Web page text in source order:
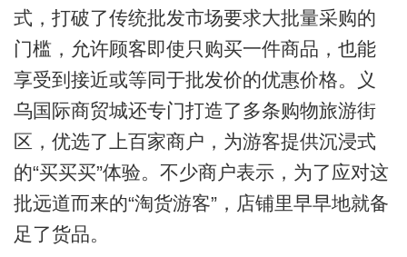
式，打破了传统批发市场要求大批量采购的
门槛，允许顾客即使只购买一件商品，也能
享受到接近或等同于批发价的优惠价格。义
乌国际商贸城还专门打造了多条购物旅游街
区，优选了上百家商户，为游客提供沉浸式
的“买买买”体验。不少商户表示，为了应对这
批远道而来的“淘货游客”，店铺里早早地就备
足了货品。